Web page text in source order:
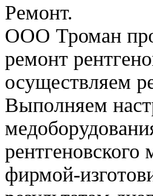
Ремонт.
ООО Троман
ремонт
осуществляем
Выполняем
фирмой-